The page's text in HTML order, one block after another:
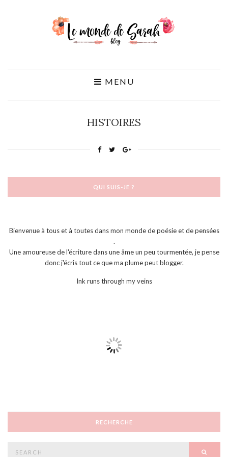
MENU
HISTOIRES
QUI SUIS-JE ?
Bienvenue à tous et à toutes dans mon monde de poésie et de pensées
.
Une amoureuse de l'écriture dans une âme un peu tourmentée, je pense
donc j'écris tout ce que ma plume peut blogger.
Ink runs through my veins
RECHERCHE